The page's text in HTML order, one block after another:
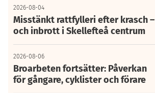
2026-08-04
Misstänkt rattfylleri efter krasch –
och inbrott i Skellefteå centrum
2026-08-06
Broarbeten fortsätter: Påverkan
för gångare, cyklister och förare